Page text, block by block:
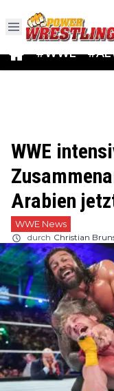
#WWE
WWE
Arabien
WWE News
durch Christian